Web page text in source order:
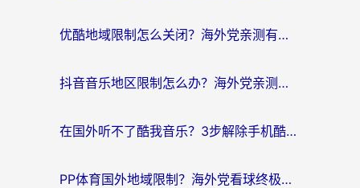
优酷地域限制怎么关闭？海外党亲测有效的追剧加速器选择指南
抖音音乐地区限制怎么办？海外党亲测有效的听歌自由指南
在国外听不了酷我音乐？3步解除手机酷我音乐海外限制，附实测好用加速器
PP体育国外地域限制？海外党看球终极方案：从欧洲杯到奥运会，中文解说不卡顿！